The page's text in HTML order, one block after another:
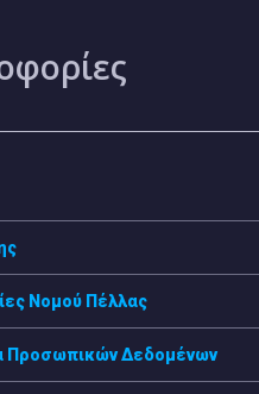
Νομού Πέλλας
Προσωπικών Δεδομένων